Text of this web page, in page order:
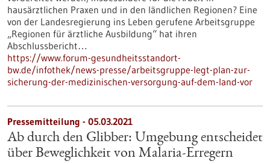
hausärztlichen Praxen und in den ländlichen Regionen? Eine
von der Landesregierung ins Leben gerufene Arbeitsgruppe
„Regionen für ärztliche Ausbildung“ hat ihren
Abschlussbericht…
https://www.forum-gesundheitsstandort-
bw.de/infothek/news-presse/arbeitsgruppe-legt-plan-zur-
sicherung-der-medizinischen-versorgung-auf-dem-land-vor
Pressemitteilung - 05.03.2021
Ab durch den Glibber: Umgebung entscheidet
über Beweglichkeit von Malaria-Erregern